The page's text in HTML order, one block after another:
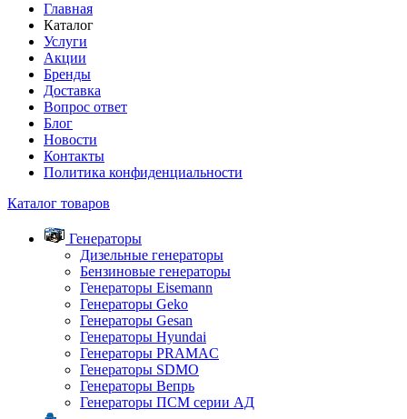
Главная
Каталог
Услуги
Акции
Бренды
Доставка
Вопрос ответ
Блог
Новости
Контакты
Политика конфиденциальности
Каталог товаров
Генераторы
Дизельные генераторы
Бензиновые генераторы
Генераторы Eisemann
Генераторы Geko
Генераторы Gesan
Генераторы Hyundai
Генераторы PRAMAC
Генераторы SDMO
Генераторы Вепрь
Генераторы ПСМ серии АД